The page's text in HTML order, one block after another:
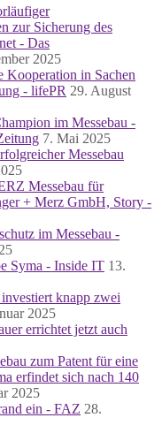
zur Sicherung des
- Das
2025
Kooperation in Sachen
- lifePR 29. August
im Messebau -
7. Mai 2025
Messebau
Messebau für
+ Merz GmbH, Story -
im Messebau -
Syma - Inside IT 13.
knapp zwei
2025
errichtet jetzt auch
zum Patent für eine
erfindet sich nach 140
2025
ein - FAZ 28.